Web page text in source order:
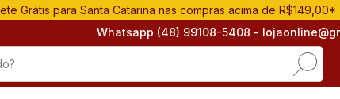
Grátis para Santa Catarina nas compras acima de R$149,00*
Whatsapp (48) 99108-5408 -